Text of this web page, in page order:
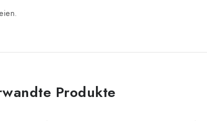
Produkte